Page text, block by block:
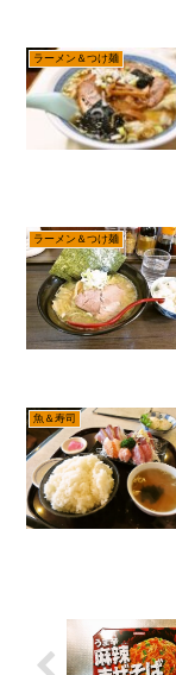
ラーメン＆つけ麺
ラーメン＆つけ麺
魚＆寿司